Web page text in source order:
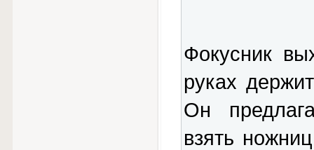
Фокусник
руках
Он
взять